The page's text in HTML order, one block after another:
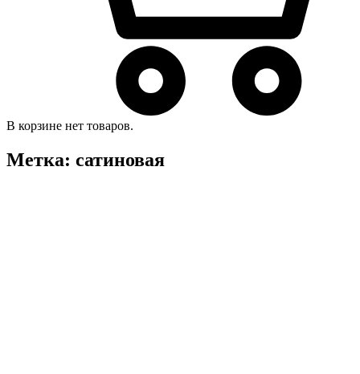
В корзине нет товаров.
Метка: сатиновая